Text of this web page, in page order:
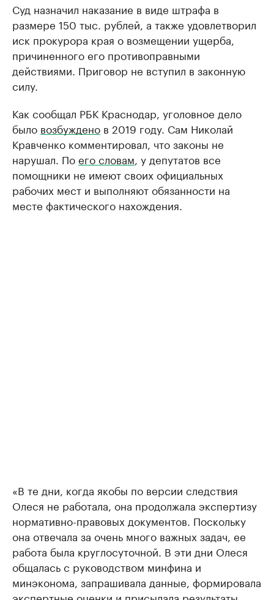
Суд назначил наказание в виде штрафа в
размере 150 тыс. рублей, а также удовлетворил
иск прокурора края о возмещении ущерба,
причиненного его противоправными
действиями. Приговор не вступил в законную
силу.
Как сообщал РБК Краснодар, уголовное дело
было возбуждено в 2019 году. Сам Николай
Кравченко комментировал, что законы не
нарушал. Поего словам , у депутатов все
помощники не имеют своих официальных
рабочих мест и выполняют обязанности на
месте фактического нахождения.
«В те дни, когда якобы по версии следствия
Олеся не работала, она продолжала экспертизу
нормативно-правовых документов. Поскольку
она отвечала за очень много важных задач, ее
работа была круглосуточной. В эти дни Олеся
общалась с руководством минфина и
минэконома, запрашивала данные, формировала